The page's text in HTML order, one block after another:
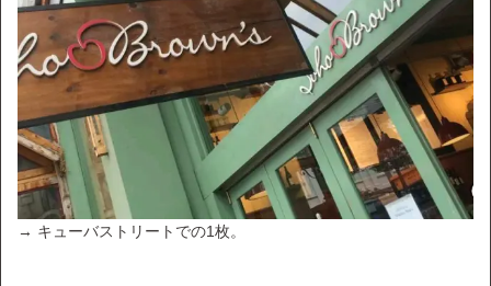
→ キューバストリートでの1枚。